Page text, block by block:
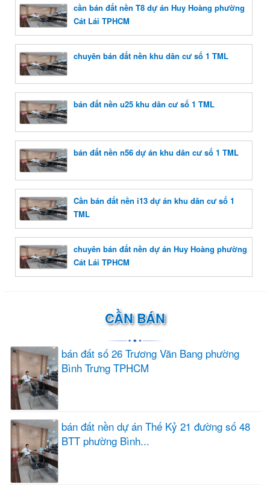
cần bán đất nền T8 dự án Huy Hoàng phường
Cát Lái TPHCM
chuyên bán đất nền khu dân cư số 1 TML
bán đất nền u25 khu dân cư số 1 TML
bán đất nền n56 dự án khu dân cư số 1 TML
Cần bán đất nền i13 dự án khu dân cư số 1
TML
chuyên bán đất nền dự án Huy Hoàng phường
Cát Lái TPHCM
CẦN BÁN
bán đất số 26 Trương Văn Bang phường
Bình Trưng TPHCM
bán đất nền dự án Thế Kỷ 21 đường số 48
BTT phường Bình...